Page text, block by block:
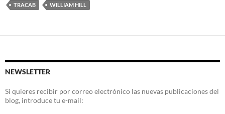
TRACAB
WILLIAM HILL
NEWSLETTER
Si quieres recibir por correo electrónico las nuevas publicaciones del
blog, introduce tu e-mail: